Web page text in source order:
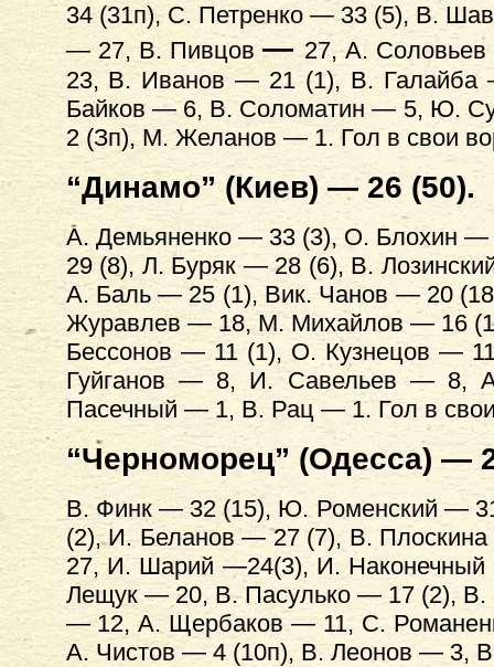
34 (31п), С. Петренко — 33 (5), В.
— 27, В. Пивцов— 27, А. Соловьев
23, В. Иванов — 21 (1), В.
Байков — 6, В. Соломатин — 5, Ю.
2 (Зп), М. Желанов — 1. Гол в свои
“Динамо”(Киев) — 26 (50).
А. Демьяненко — 33 (3), О. Блохин
29 (8), Л. Буряк — 28 (6), В.
А. Баль — 25 (1), Вик. Чанов — 20
Журавлев — 18, М. Михайлов — 16
Бессонов — 11 (1), О. Кузнецов —
Гуйганов — 8, И. Савельев — 8,
Пасечный — 1, В. Рац — 1. Гол в
“Черноморец” (Одесса) —
В. Финк — 32 (15), Ю. Роменский —
(2), И. Беланов — 27 (7), В.
27, И. Шарий —24(3), И.
Лещук — 20, В. Пасулько — 17 (2),
— 12, А. Щербаков — 11, С.
А. Чистов — 4 (10п), В. Леонов — 3,